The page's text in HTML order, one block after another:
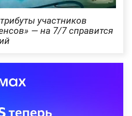
участников
— на 7/7 справится